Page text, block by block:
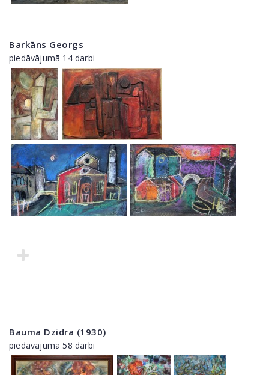
Barkāns Georgs
piedāvājumā 14 darbi
Bauma Dzidra (1930)
piedāvājumā 58 darbi